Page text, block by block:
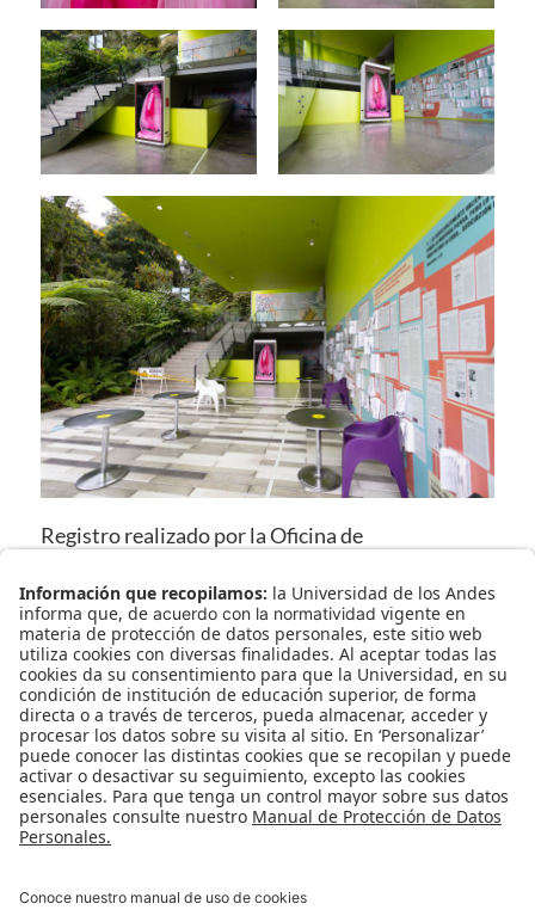
Registro realizado por la Oficina de
Artes y Humanidades, Universidad de los Andes.
septiembre 3, 2021
en2021,La Vitrina
Fragmentos del diario de Andrea
La Vitrina
María
José Espejo